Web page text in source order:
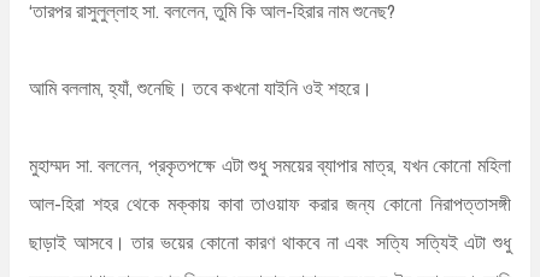
‘তারপর রাসুলুল্লাহ সা. বললেন, তুমি কি আল-হিরার নাম শুনেছ?
আমি বললাম, হ্যাঁ, শুনেছি। তবে কখনো যাইনি ওই শহরে।
মুহাম্মদ সা. বললেন, প্রকৃতপক্ষে এটা শুধু সময়ের ব্যাপার মাত্র, যখন কোনো মহিলা
আল-হিরা শহর থেকে মক্কায় কাবা তাওয়াফ করার জন্য কোনো নিরাপত্তাসঙ্গী
ছাড়াই আসবে। তার ভয়ের কোনো কারণ থাকবে না এবং সত্যি সত্যিই এটা শুধু